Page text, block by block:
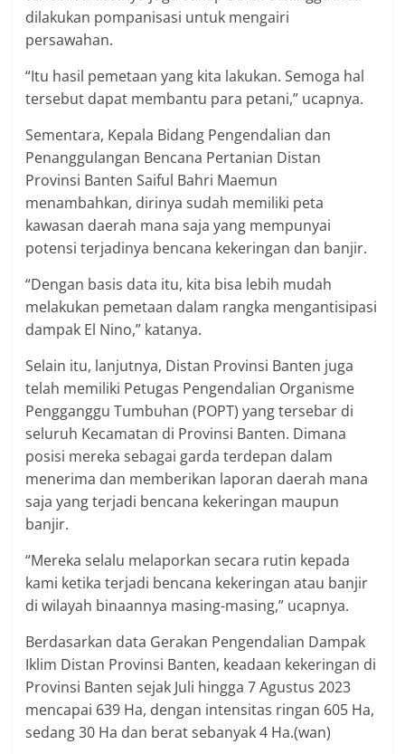
dilakukan pompanisasi untuk mengairi
persawahan.
“Itu hasil pemetaan yang kita lakukan. Semoga hal
tersebut dapat membantu para petani,” ucapnya.
Sementara, Kepala Bidang Pengendalian dan
Penanggulangan Bencana Pertanian Distan
Provinsi Banten Saiful Bahri Maemun
menambahkan, dirinya sudah memiliki peta
kawasan daerah mana saja yang mempunyai
potensi terjadinya bencana kekeringan dan banjir.
“Dengan basis data itu, kita bisa lebih mudah
melakukan pemetaan dalam rangka mengantisipasi
dampak El Nino,” katanya.
Selain itu, lanjutnya, Distan Provinsi Banten juga
telah memiliki Petugas Pengendalian Organisme
Pengganggu Tumbuhan (POPT) yang tersebar di
seluruh Kecamatan di Provinsi Banten. Dimana
posisi mereka sebagai garda terdepan dalam
menerima dan memberikan laporan daerah mana
saja yang terjadi bencana kekeringan maupun
banjir.
“Mereka selalu melaporkan secara rutin kepada
kami ketika terjadi bencana kekeringan atau banjir
di wilayah binaannya masing-masing,” ucapnya.
Berdasarkan data Gerakan Pengendalian Dampak
Iklim Distan Provinsi Banten, keadaan kekeringan di
Provinsi Banten sejak Juli hingga 7 Agustus 2023
mencapai 639 Ha, dengan intensitas ringan 605 Ha,
sedang 30 Ha dan berat sebanyak 4 Ha.(wan)